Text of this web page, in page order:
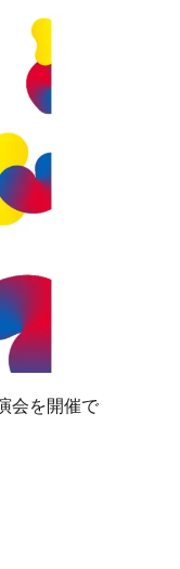
会を開催で